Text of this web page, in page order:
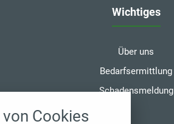
Wichtiges
Über uns
Bedarfsermittlung
Schadensmeldung
Cookies
alle verwendeten Cookies und